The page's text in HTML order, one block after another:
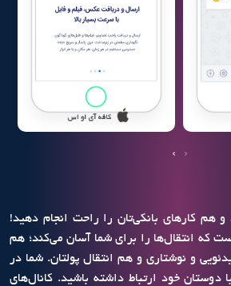
‹
›
هم کارهای بانکی‌تان را راحت انجام دهید!
که انتقال‌ها را برای شما آسان می‌کند؛ هم
و نوشتاری و هم انتقال پولتان. شما در
دوستان خود ارتباط داشته باشید. کانال‌های